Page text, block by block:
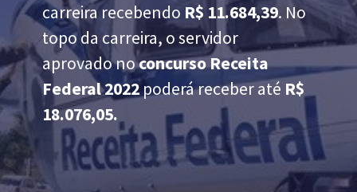
carreira recebendo R$ 11.684,39. No
topo da carreira, o servidor
aprovado noconcurso Receita
Federal 2022poderá receber até R$
18.076,05.